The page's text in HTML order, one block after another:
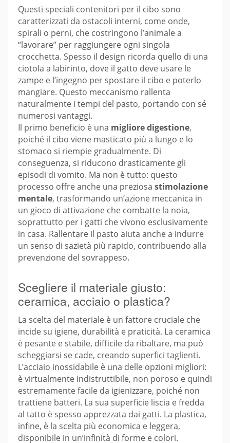
Questi speciali contenitori per il cibo sono
caratterizzati da ostacoli interni, come onde,
spirali o perni, che costringono l’animale a
“lavorare” per raggiungere ogni singola
crocchetta. Spesso il design ricorda quello di una
ciotola a labirinto, dove il gatto deve usare le
zampe e l’ingegno per spostare il cibo e poterlo
mangiare. Questo meccanismo rallenta
naturalmente i tempi del pasto, portando con sé
numerosi vantaggi.
Il primo beneficio è una migliore digestione,
poiché il cibo viene masticato più a lungo e lo
stomaco si riempie gradualmente. Di
conseguenza, si riducono drasticamente gli
episodi di vomito. Ma non è tutto: questo
processo offre anche una preziosa stimolazione
mentale, trasformando un’azione meccanica in
un gioco di attivazione che combatte la noia,
soprattutto per i gatti che vivono esclusivamente
in casa. Rallentare il pasto aiuta anche a indurre
un senso di sazietà più rapido, contribuendo alla
prevenzione del sovrappeso.
Scegliere il materiale giusto:
ceramica, acciaio o plastica?
La scelta del materiale è un fattore cruciale che
incide su igiene, durabilità e praticità. La ceramica
è pesante e stabile, difficile da ribaltare, ma può
scheggiarsi se cade, creando superfici taglienti.
L’acciaio inossidabile è una delle opzioni migliori:
è virtualmente indistruttibile, non poroso e quindi
estremamente facile da igienizzare, poiché non
trattiene batteri. La sua superficie liscia e fredda
al tatto è spesso apprezzata dai gatti. La plastica,
infine, è la scelta più economica e leggera,
disponibile in un’infinità di forme e colori.